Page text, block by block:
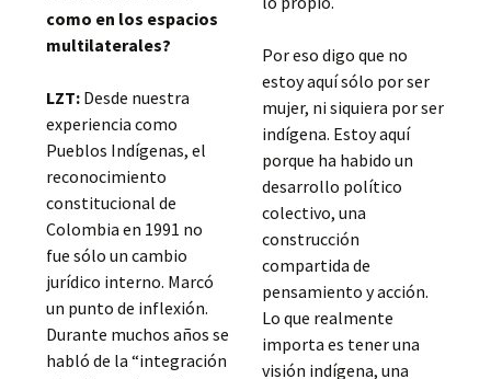
como en los espacios
multilaterales?
LZT: Desde nuestra
experiencia como
Pueblos Indígenas, el
reconocimiento
constitucional de
Colombia en 1991 no
fue sólo un cambio
jurídico interno. Marcó
un punto de inflexión.
Durante muchos años se
habló de la “integración
Por eso digo que no
estoy aquí sólo por ser
mujer, ni siquiera por ser
indígena. Estoy aquí
porque ha habido un
desarrollo político
colectivo, una
construcción
compartida de
pensamiento y acción.
Lo que realmente
importa es tener una
visión indígena, una